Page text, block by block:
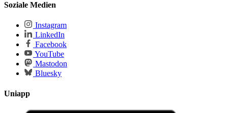
Soziale Medien
Instagram
LinkedIn
Facebook
YouTube
Mastodon
Bluesky
Uniapp